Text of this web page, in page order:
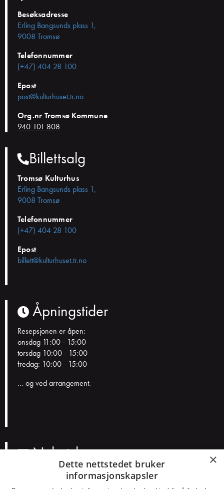
Besøksadresse
Erling Bangsunds plass 1,
9008 Tromsø
Telefonnummer
(+47) 404 28 100
Epost
post@kulturhuset.tr.no
Org.nr Tromsø Kommune
940 101 808
Billettsalg
Tromsø Kulturhus
Erling Bangsunds plass 1,
9008 Tromsø
Telefonnummer
(+47) 404 28 100
Epost
billett@kulturhuset.tr.no
Åpningstider
Resepsjonen er åpen:
onsdag 11:00 - 15:00
torsdag 10:00 - 15:00
fredag: 10:00 - 15:00
... og ved arrangement.
Nyhetsbrev ×
Dette nettstedet bruker
informasjonskapsler